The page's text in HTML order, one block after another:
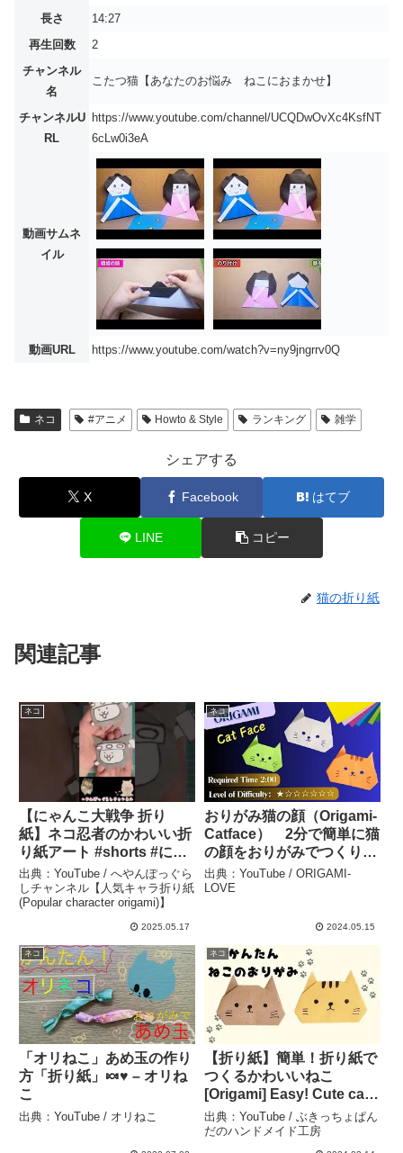
長さ
14:27
再生回数
2
チャンネル
名
こたつ猫【あなたのお悩み ねこにおまかせ】
チャンネルU
RL
https://www.youtube.com/channel/UCQDwOvXc4KsfNT
6cLw0i3eA
動画サムネ
イル
動画URL https://www.youtube.com/watch?v=ny9jngrrv0Q
ネコ #アニメ Howto & Style ランキング 雑学
シェアする
X Facebook はてブ
LINE コピー
猫の折り紙
関連記事
ネコ
【にゃんこ大戦争 折り
紙】ネコ忍者のかわいい折
り紙アート #shorts #にゃ
んこ大戦争 #折り紙 #ネコ
#へやんぽっぐらし – へや
んぽっぐらしチャンネル
【人気キャラ折り紙
(Popular character
origami)】
出典：YouTube / へやんぽっぐら
しチャンネル【人気キャラ折り紙
(Popular character origami)】
2025.05.17
ネコ
おりがみ猫の顔（Origami-
Catface） 2分で簡単に猫
の顔をおりがみでつくりま
す – ORIGAMI-LOVE
出典：YouTube / ORIGAMI-
LOVE
2024.05.15
ネコ
「オリねこ」あめ玉の作り
方「折り紙」🍬♥︎ – オリね
こ
出典：YouTube / オリねこ
ネコ
【折り紙】簡単！折り紙で
つくるかわいいねこ
[Origami] Easy! Cute cat
made from origami – ぶき
っちょぱんだのハンドメイ
出典：YouTube / ぶきっちょぱん
だのハンドメイド工房